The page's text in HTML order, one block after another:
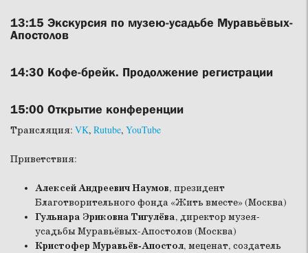
13:15 Экскурсия по музею-усадьбе Муравьёвых-
Апостолов
14:30 Кофе-брейк. Продолжение регистрации
15:00 Открытие конференции
Трансляция: VK, Rutube, YouTube
Приветствия:
Алексей Андреевич Наумов, президент
Благотворительного фонда «Жить вместе» (Москва)
Гульнара Эриковна Тигулёва, директор музея-
усадьбы Муравьёвых-Апостолов (Москва)
Кристофер Муравьёв-Апостол, меценат, создатель